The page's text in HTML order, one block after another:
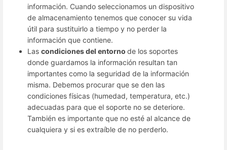
información. Cuando seleccionamos un dispositivo
de almacenamiento tenemos que conocer su vida
útil para sustituirlo a tiempo y no perder la
información que contiene.
Las condiciones del entorno de los soportes
donde guardamos la información resultan tan
importantes como la seguridad de la información
misma. Debemos procurar que se den las
condiciones físicas (humedad, temperatura, etc.)
adecuadas para que el soporte no se deteriore.
También es importante que no esté al alcance de
cualquiera y si es extraíble de no perderlo.